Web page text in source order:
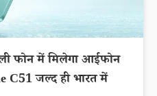
फोन में मिलेगा आईफोन
C51 जल्द ही भारत में